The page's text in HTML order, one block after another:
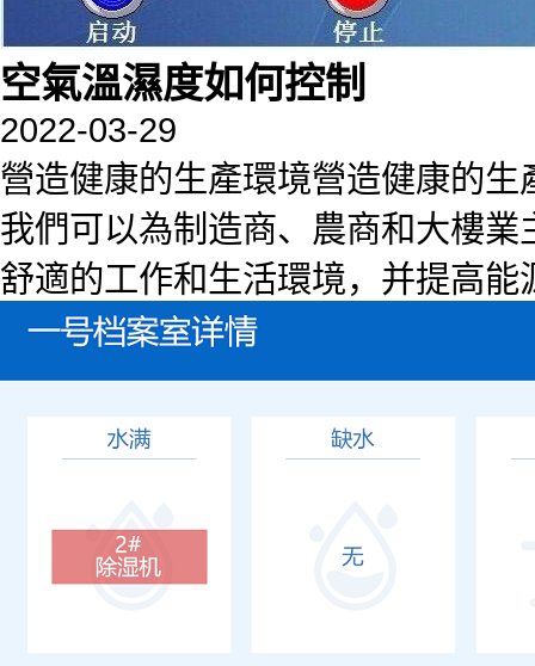
空氣溫濕度如何控制
2022-03-29
營造健康的生產環境營造健康的
我們可以為制造商、農商和大樓
舒適的工作和生活環境，并提高